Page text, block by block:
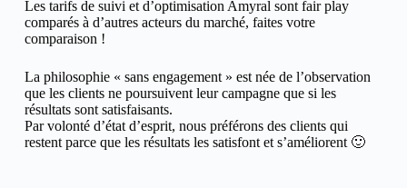
Les tarifs de suivi et d’optimisation Amyral sont fair play
comparés à d’autres acteurs du marché, faites votre
comparaison !
La philosophie « sans engagement » est née de l’observation
que les clients ne poursuivent leur campagne que si les
résultats sont satisfaisants.
Par volonté d’état d’esprit, nous préférons des clients qui
restent parce que les résultats les satisfont et s’améliorent 🙂